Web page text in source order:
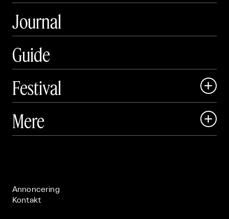
Journal
Guide
Festival

 Art Matter Festival
Mere 
Annoncering
Kontakt